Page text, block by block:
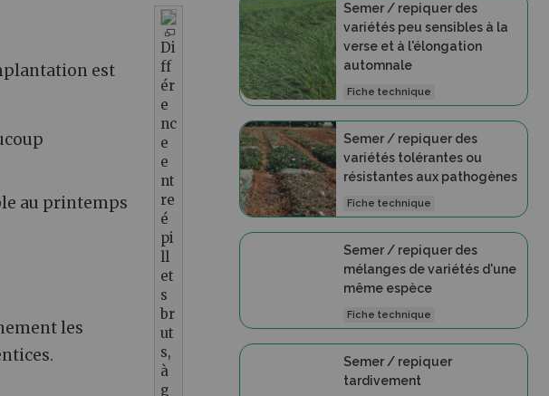
Di
ff
ér
e
nc
e
e
nt
re
é
pi
ll
et
s
br
ut
s,
à
g
est
au printemps
les
Semer / repiquer des
variétés peu sensibles à la
verse et à l'élongation
automnale
Fiche technique
Semer / repiquer des
variétés tolérantes ou
résistantes aux pathogènes
Fiche technique
Semer / repiquer des
mélanges de variétés d'une
même espèce
Fiche technique
Semer / repiquer
tardivement